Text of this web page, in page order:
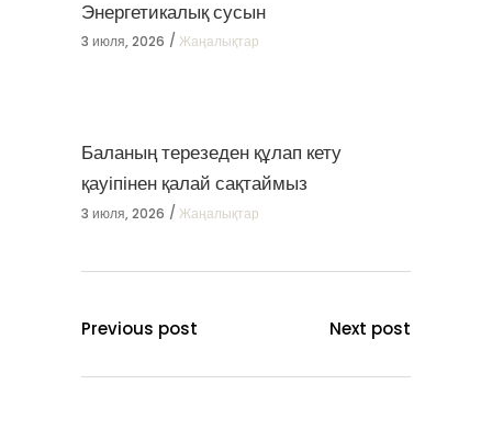
Энергетикалық сусын
3 июля, 2026 Жаңалықтар
Баланың терезеден құлап кету
қауіпінен қалай сақтаймыз
3 июля, 2026 Жаңалықтар
Previous post Next post